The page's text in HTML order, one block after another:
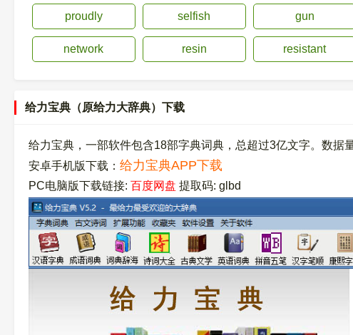
proudly selfish gun
network resin resistant
给力宝典（原给力大辞典）下载
给力宝典，一部软件包含18部字典词典，总超过3亿文字。数据
安卓手机版下载： 给力宝典APP下载
PC电脑版下载链接: 百度网盘 提取码: glbd